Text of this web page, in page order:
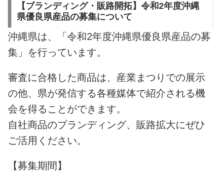
【ブランディング・販路開拓】令和2年度沖縄
県優良県産品の募集について
沖縄県は、「令和2年度沖縄県優良県産品の募
集」を行っています。
審査に合格した商品は、産業まつりでの展示
の他、県が発信する各種媒体で紹介される機
会を得ることができます。
自社商品のブランディング、販路拡大にぜひ
ご活用ください。
【募集期間】